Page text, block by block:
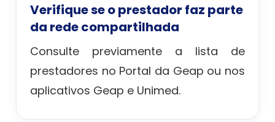
Verifique se o prestador faz parte
da rede compartilhada
Consulte previamente a lista de
prestadores no Portal da Geap ou nos
aplicativos Geap e Unimed.